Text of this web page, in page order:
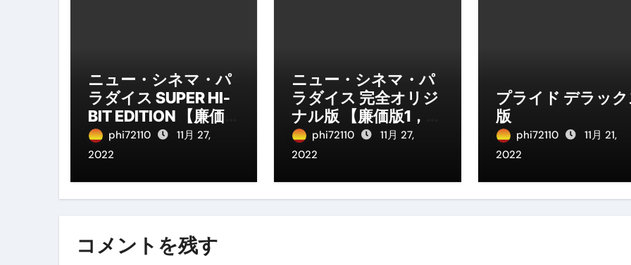
ニュー・シネマ・パ
ラダイス SUPER HI-
BIT EDITION 【廉価
版1，890円】
phi72110
11月 27,
2022
ニュー・シネマ・パ
ラダイス 完全オリジ
ナル版 【廉価版1，
890円】
phi72110
11月 27,
2022
プライド デラッ
版
phi72110
11月 21,
2022
コメントを残す